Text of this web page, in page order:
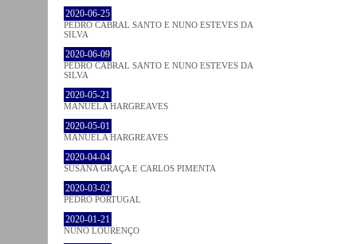
2020-06-25
PEDRO CABRAL SANTO E NUNO ESTEVES DA
SILVA
2020-06-09
PEDRO CABRAL SANTO E NUNO ESTEVES DA
SILVA
2020-05-21
MANUELA HARGREAVES
2020-05-01
MANUELA HARGREAVES
2020-04-04
SUSANA GRAÇA E CARLOS PIMENTA
2020-03-02
PEDRO PORTUGAL
2020-01-21
NUNO LOURENÇO